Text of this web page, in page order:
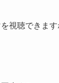
視聴できます